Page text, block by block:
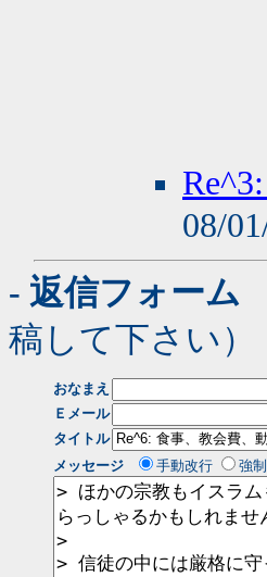
08/
- 返信フォーム
稿して下さい）
おなまえ
Ｅメール
タイトル
メッセージ
手動改行 強